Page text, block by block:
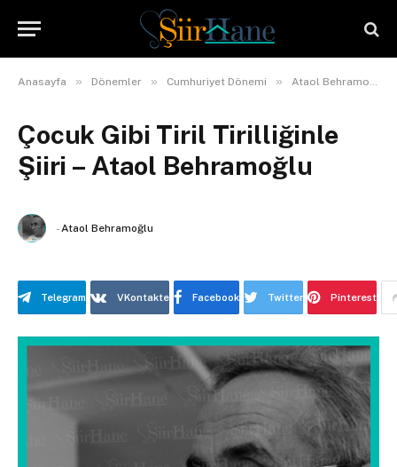
Anasayfa » Dönemler » Cumhuriyet Dönemi » Ataol Behramoğlu
Çocuk Gibi Tiril Tirilliğinle
Şiiri – Ataol Behramoğlu
- Ataol Behramoğlu
Telegram VKontakte Facebook Twitter Pinterest